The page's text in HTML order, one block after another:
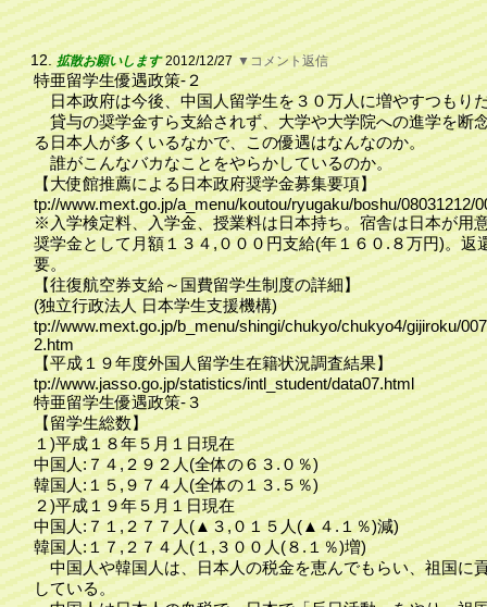
12. 拡散お願いします 2012/12/27 ▼コメント返信
特亜留学生優遇政策‐２
日本政府は今後、中国人留学生を３０万人に増やすつもり
貸与の奨学金すら支給されず、大学や大学院への進学を断
る日本人が多くいるなかで、この優遇はなんなのか。
誰がこんなバカなことをやらかしているのか。
【大使館推薦による日本政府奨学金募集要項】
tp://www.mext.go.jp/a_menu/koutou/ryugaku/boshu/08031212/
※入学検定料、入学金、授業料は日本持ち。宿舎は日本が用
奨学金として月額１３４,０００円支給(年１６０.８万円)。返
要。
【往復航空券支給～国費留学生制度の詳細】
(独立行政法人 日本学生支援機構)
tp://www.mext.go.jp/b_menu/shingi/chukyo/chukyo4/gijiroku/
2.htm
【平成１９年度外国人留学生在籍状況調査結果】
tp://www.jasso.go.jp/statistics/intl_student/data07.html
特亜留学生優遇政策‐３
【留学生総数】
１)平成１８年５月１日現在
中国人:７４,２９２人(全体の６３.０％)
韓国人:１５,９７４人(全体の１３.５％)
２)平成１９年５月１日現在
中国人:７１,２７７人(▲３,０１５人(▲４.１％)減)
韓国人:１７,２７４人(１,３００人(８.１％)増)
中国人や韓国人は、日本人の税金を恵んでもらい、祖国に
している。